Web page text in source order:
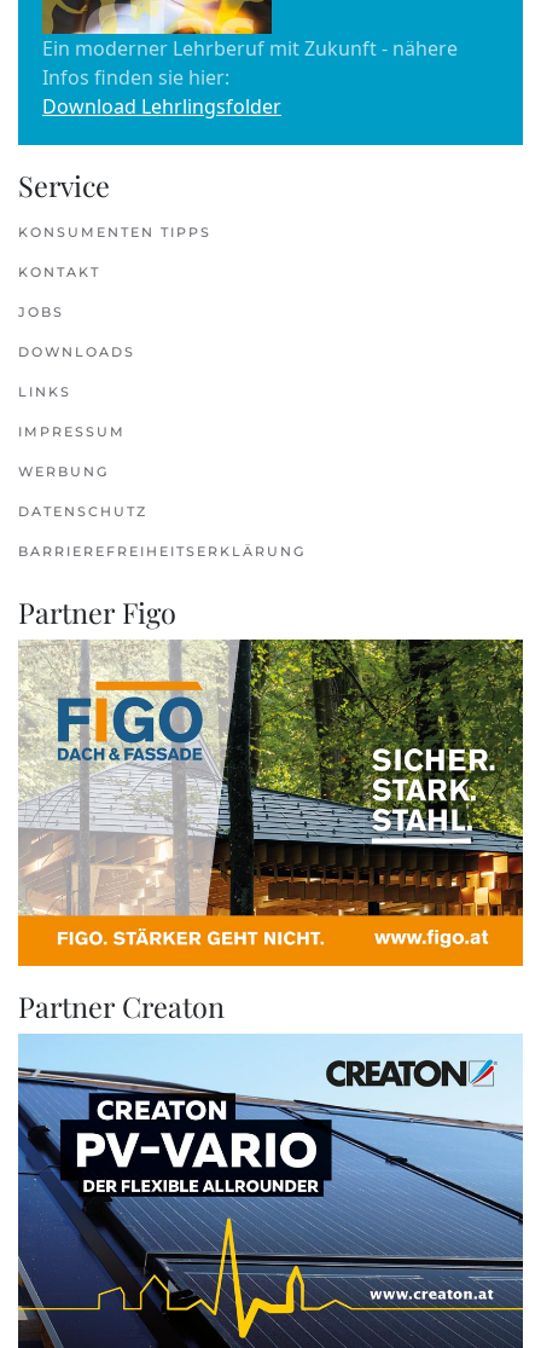
Ein moderner Lehrberuf mit Zukunft - nähere
Infos finden sie hier:
Download Lehrlingsfolder
Service
KONSUMENTEN TIPPS
KONTAKT
JOBS
DOWNLOADS
LINKS
IMPRESSUM
WERBUNG
DATENSCHUTZ
BARRIEREFREIHEITSERKLÄRUNG
Partner Figo
Partner Creaton